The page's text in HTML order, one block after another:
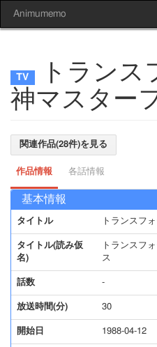
Animumemo
トランス
神マスター
関連作品(28件)を見る
作品情報 各話情報
基本情報
タイトル トランスフ
タイトル(読み仮
名)
トランスフ
ス
話数 -
放送時間(分) 30
開始日 1988-04-12